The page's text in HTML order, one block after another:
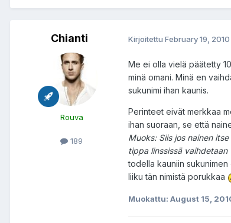
Chianti
Rouva
189
Kirjoitettu February 19, 2010
Me ei olla vielä päätetty
minä omani. Minä en
sukunimi ihan kaunis.
Perinteet eivät merkkaa
ihan suoraan, se että
Muoks: Siis jos nainen
tippa linssissä vaihdetaan
todella kauniin
liiku tän nimistä porukkaa
Muokattu: August 15,